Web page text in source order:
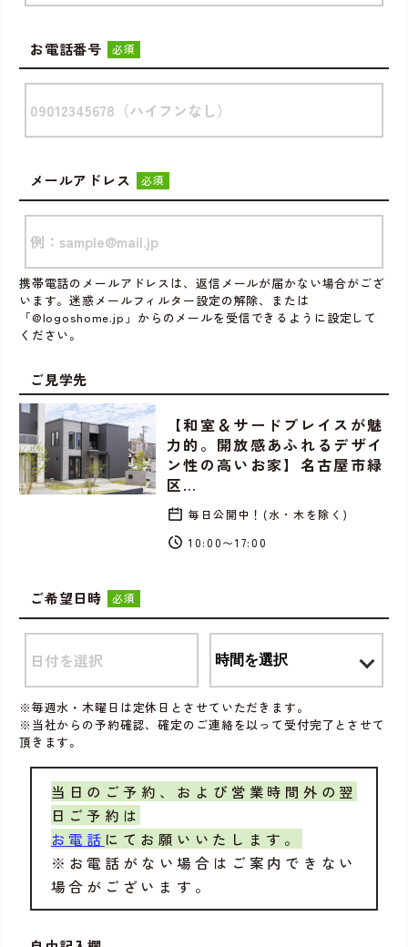
お電話番号 必須
メールアドレス 必須
携帯電話のメールアドレスは、返信メールが届かない場合がござ
います。迷惑メールフィルター設定の解除、または
「@logoshome.jp」からのメールを受信できるように設定して
ください。
ご見学先
【和室＆サードプレイスが魅
力的。開放感あふれるデザイ
ン性の高いお家】名古屋市緑
区…
毎日公開中！(水・木を除く)
10:00〜17:00
ご希望日時 必須
※毎週水・木曜日は定休日とさせていただきます。
※当社からの予約確認、確定のご連絡を以って受付完了とさせて
頂きます。
当日のご予約、および営業時間外の翌
日ご予約は
お電話 にてお願いいたします。
※お電話がない場合はご案内できない
場合がございます。